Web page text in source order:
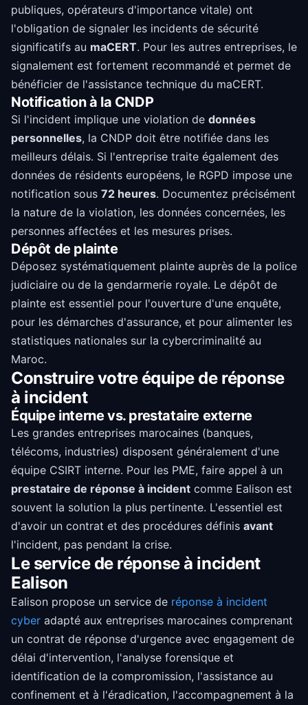
publiques, opérateurs d'importance vitale) ont
l'obligation de signaler les incidents de sécurité
significatifs au maCERT. Pour les autres entreprises, le
signalement est fortement recommandé et permet de
bénéficier de l'assistance technique du maCERT.
Notification à la CNDP
Si l'incident implique une violation de données
personnelles, la CNDP doit être notifiée dans les
meilleurs délais. Si l'entreprise traite également des
données de résidents européens, le RGPD impose une
notification sous 72 heures. Documentez précisément
la nature de la violation, les données concernées, les
personnes affectées et les mesures prises.
Dépôt de plainte
Déposez systématiquement plainte auprès de la police
judiciaire ou de la gendarmerie royale. Le dépôt de
plainte est essentiel pour l'ouverture d'une enquête,
pour les démarches d'assurance, et pour alimenter les
statistiques nationales sur la cybercriminalité au
Maroc.
Construire votre équipe de réponse
à incident
Équipe interne vs. prestataire externe
Les grandes entreprises marocaines (banques,
télécoms, industries) disposent généralement d'une
équipe CSIRT interne. Pour les PME, faire appel à un
prestataire de réponse à incident comme Ealison est
souvent la solution la plus pertinente. L'essentiel est
d'avoir un contrat et des procédures définis avant
l'incident, pas pendant la crise.
Le service de réponse à incident
Ealison
Ealison propose un service de réponse à incident
cyber adapté aux entreprises marocaines comprenant
un contrat de réponse d'urgence avec engagement de
délai d'intervention, l'analyse forensique et
identification de la compromission, l'assistance au
confinement et à l'éradication, l'accompagnement à la